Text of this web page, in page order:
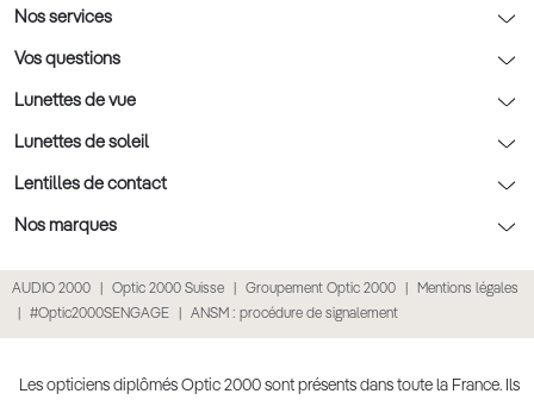
AFNOR Certification
Rendez-vous prévision
Nos conseils lunettes
Nos conseils lentilles
Nos conseils enfants
Nos conseils santé visuelle
Tout savoir sur nos verres
Nos services
Optic 2000 à domicile
Le contrôle de la vue chez votre opticien
L'entretien de votre équipement
La prise de rendez-vous en ligne
Point expert basse vision
Click & collect : Livraison gratuite en magasin
Accessibilité
Vos questions
Politique cookies
Conditions des offres
Politique de confidentialité des données
Retours et remboursements
Lunettes de vue
Lunettes de vue
Lunettes de vue homme
Lunettes de vue femme
Lunettes de vue Ray-Ban
Lunettes de vue Gucci
Lunettes de vue Chloé
Lunettes de soleil
Lunettes de soleil
Lunettes de soleil homme
Lunettes de soleil enfant
Lunettes de soleil Ray-Ban
Lunettes de soleil Prada
Lentilles de contact
Lentilles de contact
Lentille de nuit
Lentilles journalières
Nos marques
Lunettes Prada
Lunettes Guess
AUDIO 2000 Optic 2000 Suisse Groupement Optic 2000
Mentions légales
#Optic2000SENGAGE
ANSM : procédure de signalement
Les opticiens diplômés Optic 2000 sont présents dans toute la France. Ils